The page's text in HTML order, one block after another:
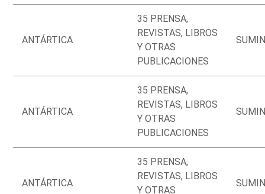
ANTÁRTICA
35 PRENSA,
REVISTAS, LIBROS
Y OTRAS
PUBLICACIONES
ANTÁRTICA
35 PRENSA,
REVISTAS, LIBROS
Y OTRAS
PUBLICACIONES
ANTÁRTICA
35 PRENSA,
REVISTAS, LIBROS
Y OTRAS